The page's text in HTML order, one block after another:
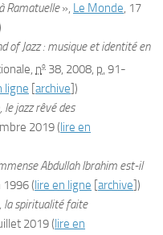
Ramatuelle», Le Monde,‎ 17
)
of Jazz : musique et identité en
, no 38,‎ 2008, p. 91-
ligne [archive])
le jazz rêvé des
2019(lire en
Abdullah Ibrahim est-il
1996(lire en ligne [archive])
la spiritualité faite
2019(lire en